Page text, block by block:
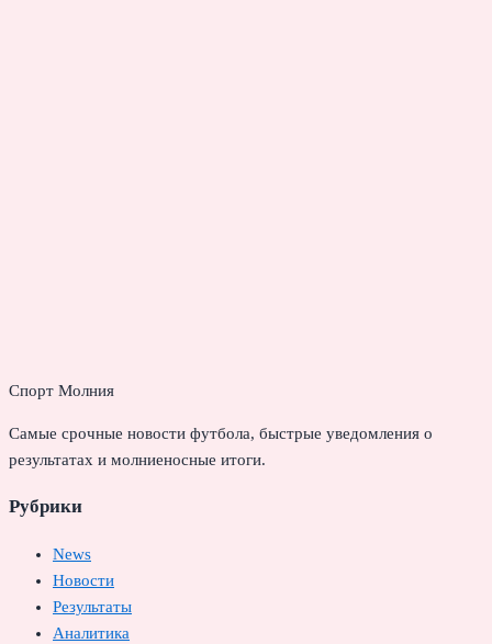
Спорт Молния
Самые срочные новости футбола, быстрые уведомления о
результатах и молниеносные итоги.
Рубрики
News
Новости
Результаты
Аналитика